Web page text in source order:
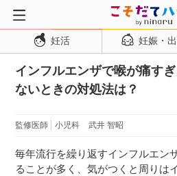
トップページ
妊活
妊娠・出産
妊娠中期
妊活 妊娠・
インフルエンザで喉が痛す
ないときの対処法は？
監修医師 小児科 武井 智昭
毎年流行を繰り返すインフルエン
ることが多く、気がつくと周りは